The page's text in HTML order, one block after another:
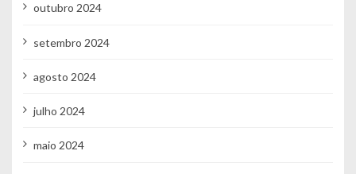
outubro 2024
setembro 2024
agosto 2024
julho 2024
maio 2024